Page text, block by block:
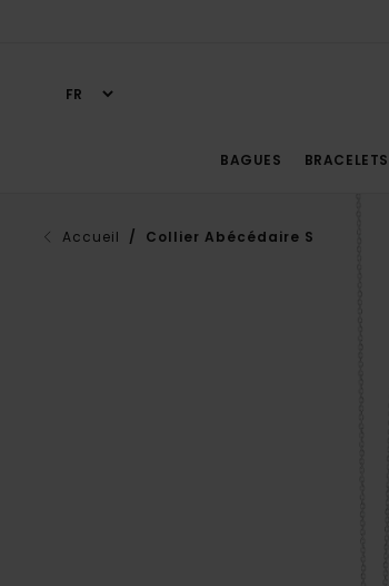
BAGUES BRACELETS
Accueil / Collier Abécédaire S